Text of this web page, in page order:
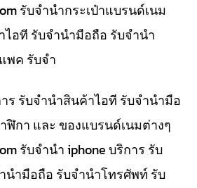
รับจำนำกระเป๋าแบรนด์เนม
อที รับจำนำมือถือ รับจำนำ
พค รับจำ
ร รับจำนำสินค้าไอที รับจำนำมือ
ฬิกา และ ของแบรนด์เนมต่างๆ
รับจำนำ iphone บริการ รับ
นำมือถือ รับจำนำโทรศัพท์ รับ